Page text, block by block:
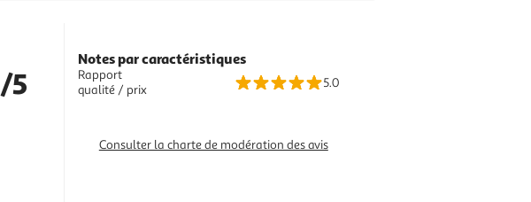
/5
Notes par caractéristiques
Rapport
qualité / prix
5.0
Consulter la charte de modération des avis